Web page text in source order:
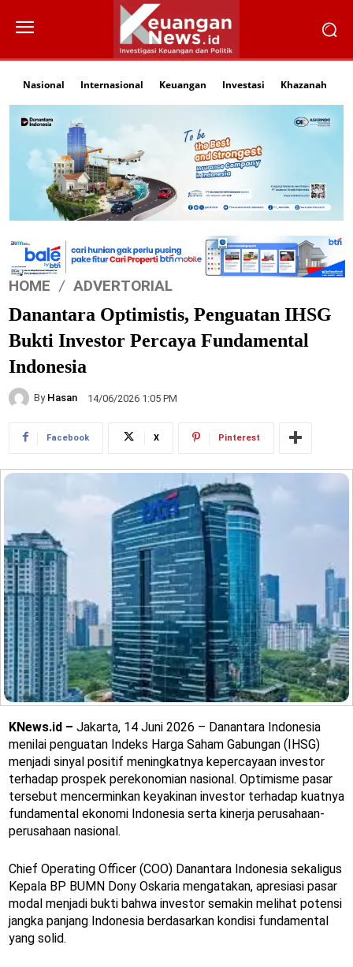
Nasional Internasional Keuangan Investasi Khazanah
HOME ADVERTORIAL
Danantara Optimistis, Penguatan IHSG
Bukti Investor Percaya Fundamental
Indonesia
By Hasan 14/06/2026 1:05 PM
Facebook X Pinterest
KNews.id – Jakarta, 14 Juni 2026 – Danantara Indonesia
menilai penguatan Indeks Harga Saham Gabungan (IHSG)
menjadi sinyal positif meningkatnya kepercayaan investor
terhadap prospek perekonomian nasional. Optimisme pasar
tersebut mencerminkan keyakinan investor terhadap kuatnya
fundamental ekonomi Indonesia serta kinerja perusahaan-
perusahaan nasional.
Chief Operating Officer (COO) Danantara Indonesia sekaligus
Kepala BP BUMN Dony Oskaria mengatakan, apresiasi pasar
modal menjadi bukti bahwa investor semakin melihat potensi
jangka panjang Indonesia berdasarkan kondisi fundamental
yang solid.